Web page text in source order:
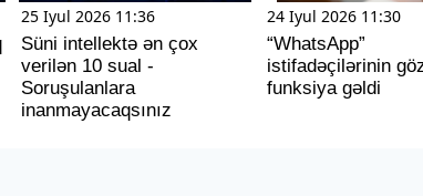
25 Iyul 2026 11:36
Süni intellektə ən çox
verilən 10 sual -
Soruşulanlara
inanmayacaqsınız
24 Iyul 2026 11:30
“WhatsApp”
istifadəçilərinin
funksiya gəldi